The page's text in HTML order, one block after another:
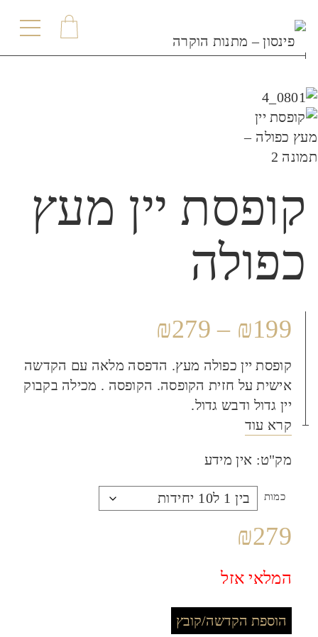
קופסת יין מעץ
כפולה
₪199
–
₪279
קופסת יין כפולה מעץ. הדפסה מלאה עם הקדשה
אישית על חזית הקופסה. הקופסה . מכילה בקבוק
יין גדול ודבש גדול.
קרא עוד
מק"ט: אין מידע
כמות
₪279
המלאי אזל
הוספת הקדשה/קובץ